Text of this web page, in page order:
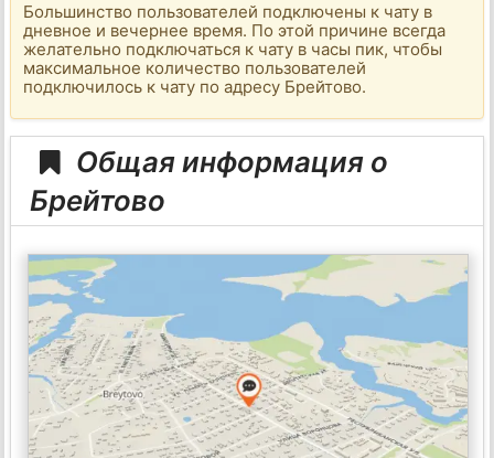
Большинство пользователей подключены к чату в
дневное и вечернее время. По этой причине всегда
желательно подключаться к чату в часы пик, чтобы
максимальное количество пользователей
подключилось к чату по адресу Брейтово.
Общая информация о
Брейтово